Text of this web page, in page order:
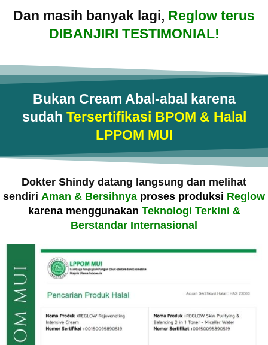
Dan masih banyak lagi, Reglow terus
DIBANJIRI TESTIMONIAL!
Bukan Cream Abal-abal karena
sudah Tersertifikasi BPOM & Halal
LPPOM MUI
Dokter Shindy datang langsung dan melihat
sendiri Aman & Bersihnya proses produksi Reglow
karena menggunakan Teknologi Terkini &
Berstandar Internasional